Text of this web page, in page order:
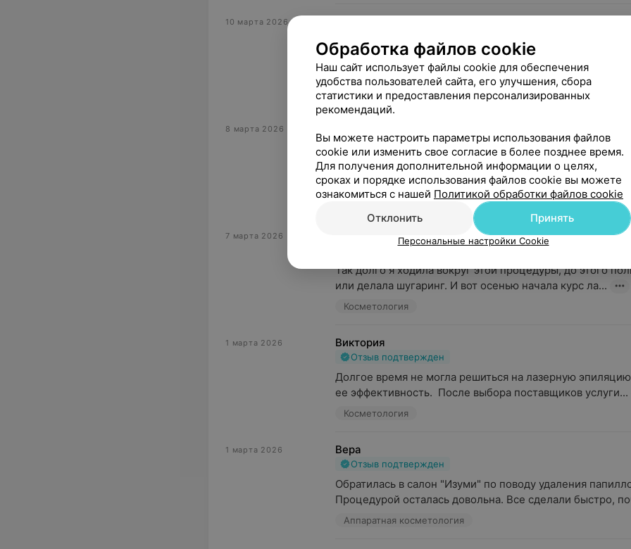
10 марта 2026
Благодарю эстетик- центр Изуми за качественную
реальный результат. Благодарю специалиста Ольгу за
Косметология
8 марта 2026
Отзыв подтвержден
Решила начать курс лазерной эпиляции и отдала свое
данному центру, ожиданий никаких не было! Но сходив
Косметология
7 марта 2026
Отзыв подтвержден
Так долго я ходила вокруг этой процедуры, до этого
или делала шугаринг. И вот осенью начала курс ла...
Косметология
1 марта 2026 Виктория
Отзыв подтвержден
Долгое время не могла решиться на лазерную
ее эффективность.  После выбора поставщиков услуги...
Косметология
1 марта 2026 Вера
Отзыв подтвержден
Обратилась в салон "Изуми" по поводу удаления
Процедурой осталась довольна. Все сделали быстро,
Аппаратная косметология
Обработка файлов cookie
Наш сайт использует файлы cookie для обеспечения
удобства пользователей сайта, его улучшения, сбора
статистики и предоставления персонализированных
рекомендаций.
Вы можете настроить параметры использования файлов
cookie или изменить свое согласие в более позднее время.
Для получения дополнительной информации о целях,
сроках и порядке использования файлов cookie вы можете
ознакомиться с нашей Политикой обработки файлов cookie
Отклонить
Принять
Персональные настройки Cookie